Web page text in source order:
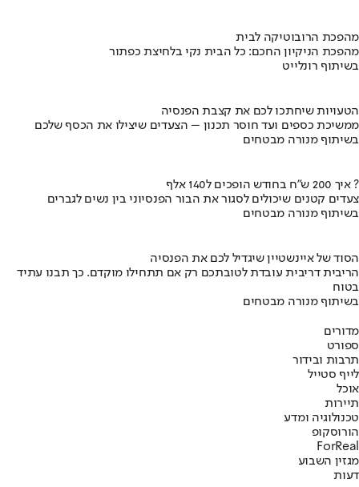
מהפכת הרובוטיקה לבית
מהפכת הניקיון החכם: כל הבית נקי בלחיצת כפתור
בשיתוף רונלייט
הטעויות שיחתכו לכם את קצבת הפנסיה
ממשיכת כספים ועד חוסר תכנון – הצעדים שיצילו את הכסף שלכם
בשיתוף מנורה מבטחים
איך 200 ש"ח בחודש הופכים ל140 אלף ?
צעדים קטנים שיכולים לסגור את הבור הפנסיוני בין נשים לגברים
בשיתוף מנורה מבטחים
הסוד של איינשטיין שיגדיל לכם את הפנסיה
הריבית דריבית עובדת לטובתכם רק אם תתחילו מוקדם. כך תבנו עתיד
בטוח
בשיתוף מנורה מבטחים
מדורים
ספורט
תרבות ובידור
לייף סטייל
אוכל
תיירות
טכנולוגיה ומדע
הורוסקופ
ForReal
מגזין השבוע
דעות